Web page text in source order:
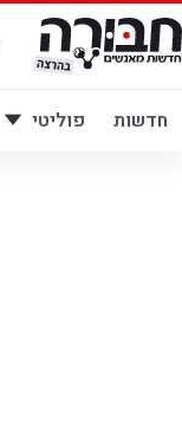
דלג
לתוכן
חדשות פוליטי